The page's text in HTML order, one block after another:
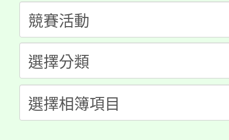
場熱烈登場!
8/21下午1時於龍潭區
徵才活動。
YOUNG桃局內行報名
局官網。
8月14至27日，桃園電
開!
115年桃園市運動會8/
田徑場及游泳池舉行。
桃園市低收入戶享有免